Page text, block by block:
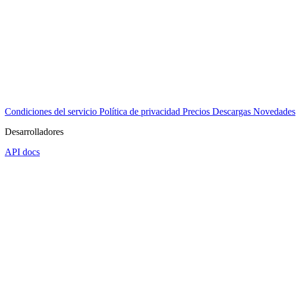
Condiciones del servicio Política de privacidad Precios Descargas Novedades
Desarrolladores
API docs